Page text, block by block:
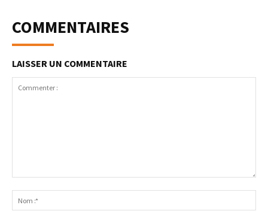
COMMENTAIRES
LAISSER UN COMMENTAIRE